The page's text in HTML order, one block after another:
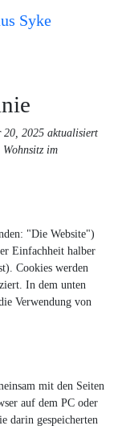
20, 2025 aktualisiert
im
"Die Website")
Einfachheit halber
Cookies werden
In dem unten
Verwendung von
mit den Seiten
auf dem PC oder
darin gespeicherten